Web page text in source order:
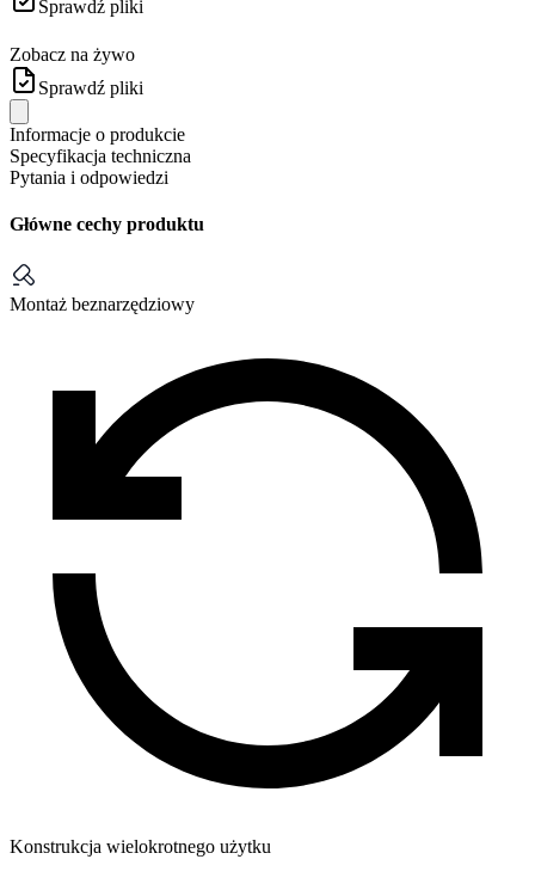
Sprawdź pliki
Zobacz na żywo
Sprawdź pliki
Informacje o produkcie
Specyfikacja techniczna
Pytania i odpowiedzi
Główne cechy produktu
Montaż beznarzędziowy
Konstrukcja wielokrotnego użytku